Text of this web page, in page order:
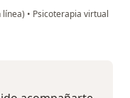
línea) • Psicoterapia virtual